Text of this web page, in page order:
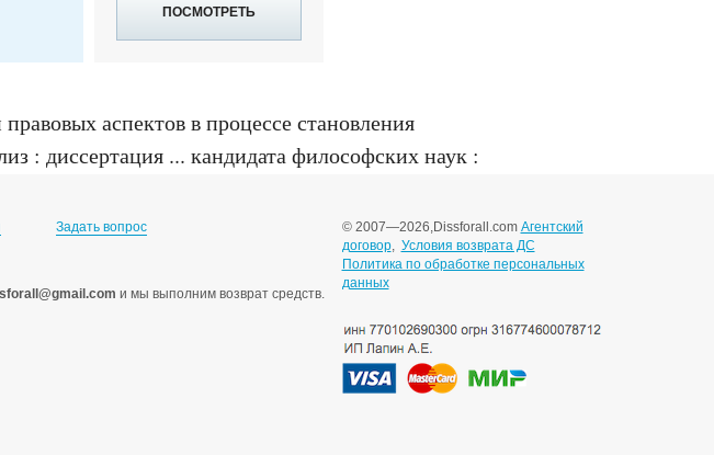
ПОСМОТРЕТЬ
аспектов в процессе становления
: диссертация ... кандидата философских наук :
Задать вопрос
и мы выполним возврат средств.
© 2007—2026,Dissforall.com Агентский
договор, Условия возврата ДС
Политика по обработке персональных
данных